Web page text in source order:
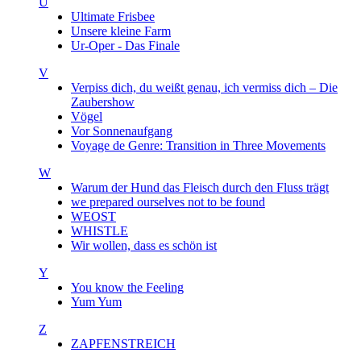
Ultimate Frisbee
Unsere kleine Farm
Ur-Oper - Das Finale
V
Verpiss dich, du weißt genau, ich vermiss dich – Die
Zaubershow
Vögel
Vor Sonnenaufgang
Voyage de Genre: Transition in Three Movements
W
Warum der Hund das Fleisch durch den Fluss trägt
we prepared ourselves not to be found
WEOST
WHISTLE
Wir wollen, dass es schön ist
Y
You know the Feeling
Yum Yum
Z
ZAPFENSTREICH